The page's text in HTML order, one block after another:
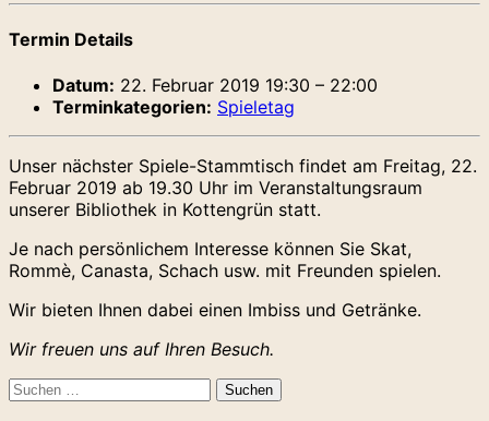
Termin Details
Datum: 22. Februar 2019 19:30 – 22:00
Terminkategorien: Spieletag
Unser nächster Spiele-Stammtisch findet am Freitag, 22.
Februar 2019 ab 19.30 Uhr im Veranstaltungsraum
unserer Bibliothek in Kottengrün statt.
Je nach persönlichem Interesse können Sie Skat,
Rommè, Canasta, Schach usw. mit Freunden spielen.
Wir bieten Ihnen dabei einen Imbiss und Getränke.
Wir freuen uns auf Ihren Besuch.
Suchen
nach: